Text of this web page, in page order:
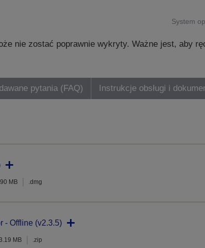
System
nie zostać poprawnie wykryty. Ważne jest, aby
pytania (FAQ) Instrukcje obsługi i
MB .dmg
- Offline (v2.3.5)
MB .zip